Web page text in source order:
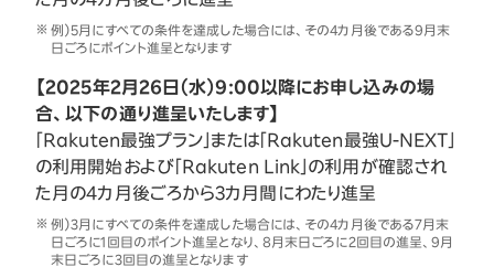
例）5月にすべての条件を達成した場合には、その4カ月後である9月末
日ごろにポイント進呈となります
【2025年2月26日（水）9:00以降にお申し込みの場
合、以下の通り進呈いたします】
「Rakuten最強プラン」または「Rakuten最強U-NEXT」
の利用開始および「Rakuten Link」の利用が確認され
た月の4カ月後ごろから3カ月間にわたり進呈
例）3月にすべての条件を達成した場合には、その4カ月後である7月末
日ごろに1回目のポイント進呈となり、8月末日ごろに2回目の進呈、9月
末日ごろに3回目の進呈となります